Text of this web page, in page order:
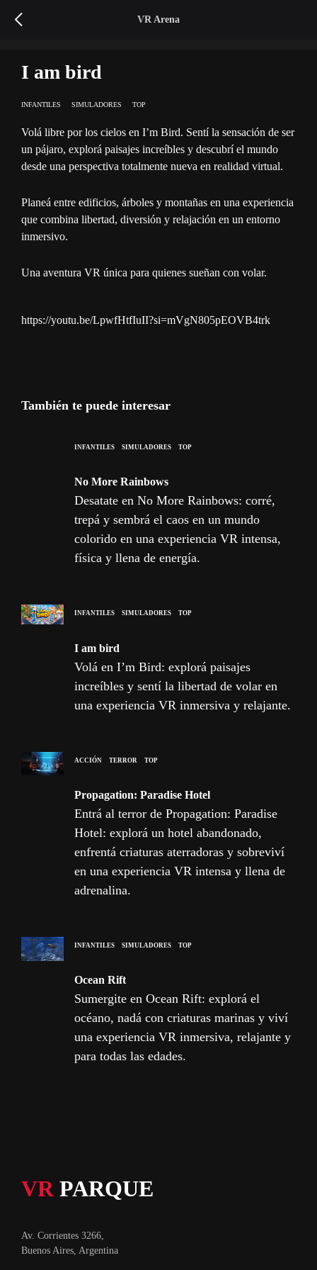
VR Arena
I am bird
INFANTILES SIMULADORES TOP
Volá libre por los cielos en I’m Bird. Sentí la sensación de ser
un pájaro, explorá paisajes increíbles y descubrí el mundo
desde una perspectiva totalmente nueva en realidad virtual.
Planeá entre edificios, árboles y montañas en una experiencia
que combina libertad, diversión y relajación en un entorno
inmersivo.
Una aventura VR única para quienes sueñan con volar.
https://youtu.be/LpwfHtfIuII?si=mVgN805pEOVB4trk
También te puede interesar
INFANTILES SIMULADORES TOP
No More Rainbows
Desatate en No More Rainbows: corré,
trepá y sembrá el caos en un mundo
colorido en una experiencia VR intensa,
física y llena de energía.
INFANTILES SIMULADORES TOP
I am bird
Volá en I’m Bird: explorá paisajes
increíbles y sentí la libertad de volar en
una experiencia VR inmersiva y relajante.
ACCIÓN TERROR TOP
Propagation: Paradise Hotel
Entrá al terror de Propagation: Paradise
Hotel: explorá un hotel abandonado,
enfrentá criaturas aterradoras y sobreviví
en una experiencia VR intensa y llena de
adrenalina.
INFANTILES SIMULADORES TOP
Ocean Rift
Sumergite en Ocean Rift: explorá el
océano, nadá con criaturas marinas y viví
una experiencia VR inmersiva, relajante y
para todas las edades.
VR PARQUE
Av. Corrientes 3266,
Buenos Aires, Argentina